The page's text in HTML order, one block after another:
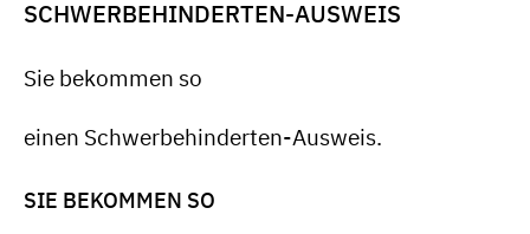
SCHWERBEHINDERTEN-AUSWEIS
Sie bekommen so
einen Schwerbehinderten-Ausweis.
SIE BEKOMMEN SO